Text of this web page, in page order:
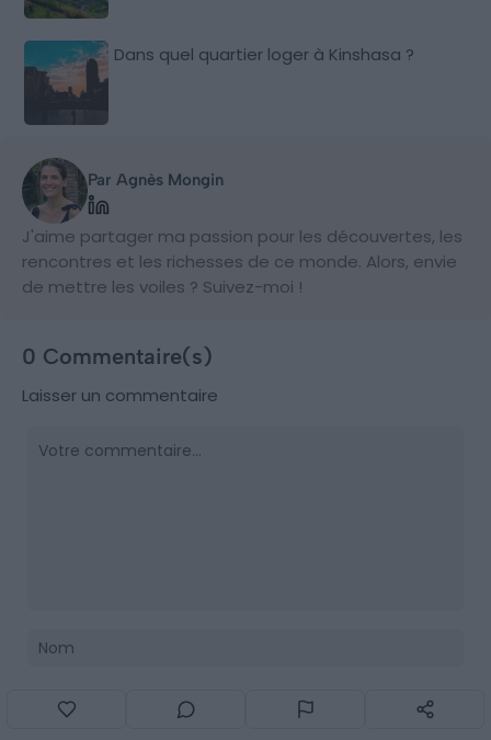
Dans quel quartier loger à Kinshasa ?
Par Agnès Mongin
J'aime partager ma passion pour les découvertes, les
rencontres et les richesses de ce monde. Alors, envie
de mettre les voiles ? Suivez-moi !
0 Commentaire(s)
Laisser un commentaire